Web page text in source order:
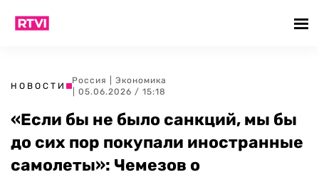
НОВОСТИ
Россия
Экономика
| 05.06.2026 / 15:18
«Если бы не было санкций, мы бы
до сих пор покупали иностранные
самолеты»: Чемезов о